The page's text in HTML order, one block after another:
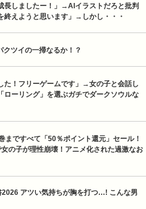
長しましたー！」→AIイラストだろと批判
えようと思います」→しかし・・・
ツイの一掃なるか！？
た！フリーゲームです」→女の子と会話し
ローリング」を選ぶガチでダークソウルな
まですべて「50％ポイント還元」セール！
の子が理性崩壊！アニメ化された過激なお
アツい気持ちが胸を打つ…! こんな男